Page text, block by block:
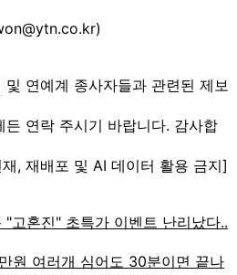
연예계 종사자들과 관련된 제보
연락 주시기 바랍니다. 감사합
, 재배포 및 AI 데이터 활용 금지]